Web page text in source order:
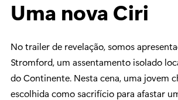
Uma nova Ciri
No trailer de revelação, somos
Stromford, um assentamento isolado
do Continente. Nesta cena, uma jovem
escolhida como sacrifício para afastar